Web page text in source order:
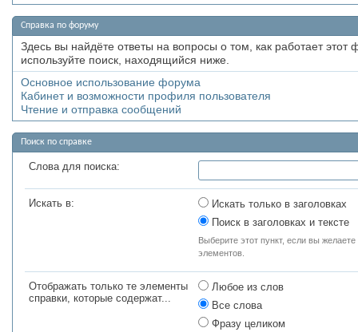
Справка по форуму
Здесь вы найдёте ответы на вопросы о том, как работает
используйте поиск, находящийся ниже.
Основное использование форума
Кабинет и возможности профиля пользователя
Чтение и отправка сообщений
Поиск по справке
Слова для поиска:
Искать в:
Искать только в заголовках
Поиск в заголовках и тексте
Выберите этот пункт, если вы желаете
элементов.
Отображать только те элементы
справки, которые содержат...
Любое из слов
Все слова
Фразу целиком